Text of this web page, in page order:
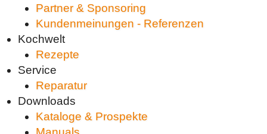
Partner & Sponsoring
Kundenmeinungen - Referenzen
Kochwelt
Rezepte
Service
Reparatur
Downloads
Kataloge & Prospekte